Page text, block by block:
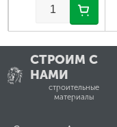
СТРОИМ С
НАМИ
строительные
материалы